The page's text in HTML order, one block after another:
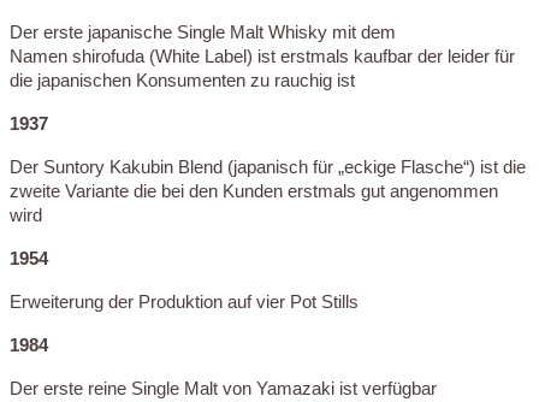
Der erste japanische Single Malt Whisky mit dem
Namen shirofuda (White Label) ist erstmals kaufbar der leider für
die japanischen Konsumenten zu rauchig ist
1937
Der Suntory Kakubin Blend (japanisch für „eckige Flasche“) ist die
zweite Variante die bei den Kunden erstmals gut angenommen
wird
1954
Erweiterung der Produktion auf vier Pot Stills
1984
Der erste reine Single Malt von Yamazaki ist verfügbar